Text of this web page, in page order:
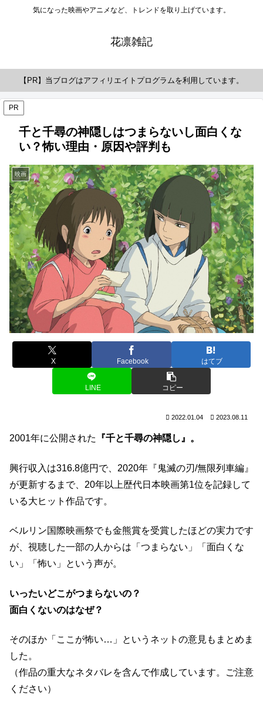
気になった映画やアニメなど、トレンドを取り上げています。
花凛雑記
【PR】当ブログはアフィリエイトプログラムを利用しています。
PR
千と千尋の神隠しはつまらないし面白くな
い？怖い理由・原因や評判も
映画
X Facebook はてブ
LINE コピー
2022.01.04 2023.08.11
2001年に公開された 『千と千尋の神隠し』。
興行収入は316.8億円で、2020年『鬼滅の刃/無限列車編』
が更新するまで、20年以上歴代日本映画第1位を記録して
いる大ヒット作品です。
ベルリン国際映画祭でも金熊賞を受賞したほどの実力です
が、視聴した一部の人からは「つまらない」「面白くな
い」「怖い」という声が。
いったいどこがつまらないの？
面白くないのはなぜ？
そのほか「ここが怖い…」というネットの意見もまとめま
した。
（作品の重大なネタバレを含んで作成しています。ご注意
ください）